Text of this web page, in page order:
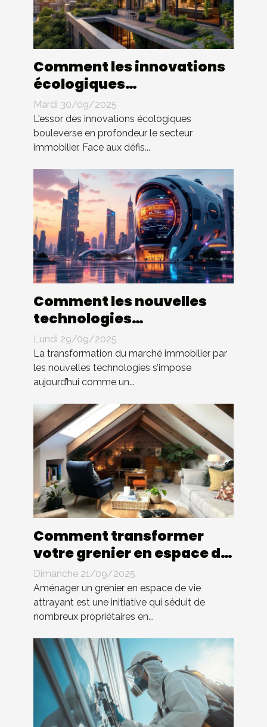
Comment les innovations
écologiques
transforment-elles
l'immobilier ?
Mardi 30/09/2025
L'essor des innovations écologiques
bouleverse en profondeur le secteur
immobilier. Face aux défis...
Comment les nouvelles
technologies
transforment-elles le
marché immobilier ?
Lundi 29/09/2025
La transformation du marché immobilier par
les nouvelles technologies s’impose
aujourd’hui comme un...
Comment transformer
votre grenier en espace de
vie attrayant ?
Dimanche 21/09/2025
Aménager un grenier en espace de vie
attrayant est une initiative qui séduit de
nombreux propriétaires en...